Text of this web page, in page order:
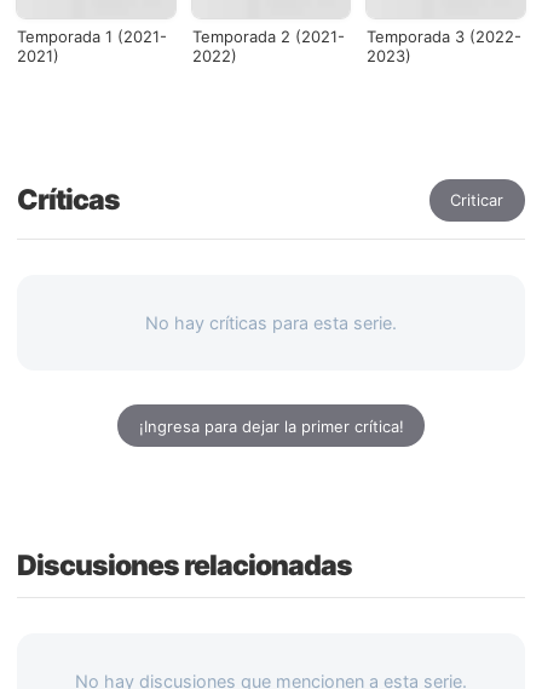
Temporada 1 (2021-
2021)
Temporada 2 (2021-
2022)
Temporada 3 (2022-
2023)
Críticas Criticar
No hay críticas para esta serie.
¡Ingresa para dejar la primer crítica!
Discusiones relacionadas
No hay discusiones que mencionen a esta serie.